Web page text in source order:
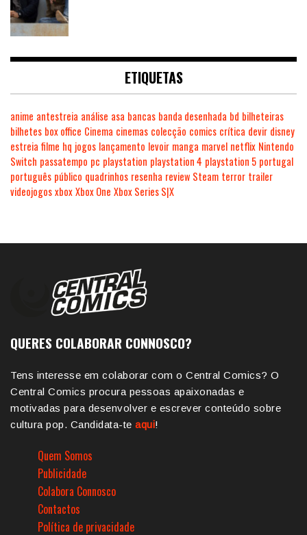
ETIQUETAS
anime antestreia análise asa bancas banda desenhada bd bilheteiras
bilhetes box office Cinema cinemas colecção comics crítica devir disney
estreia filme hq jogos lançamento levoir manga marvel netflix Nintendo
Switch passatempo pc playstation playstation 4 playstation 5 portugal
português público quadrinhos resenha review Steam terror trailer
videojogosxboxXbox One Xbox Series S|X
QUERES COLABORAR CONNOSCO?
Tens interesse em colaborar com o Central Comics? O
Central Comics procura pessoas apaixonadas e
motivadas para desenvolver e escrever conteúdo sobre
cultura pop. Candidata-te aqui!
Quem Somos
Publicidade
Colabora Connosco
Contactos
Política de privacidade